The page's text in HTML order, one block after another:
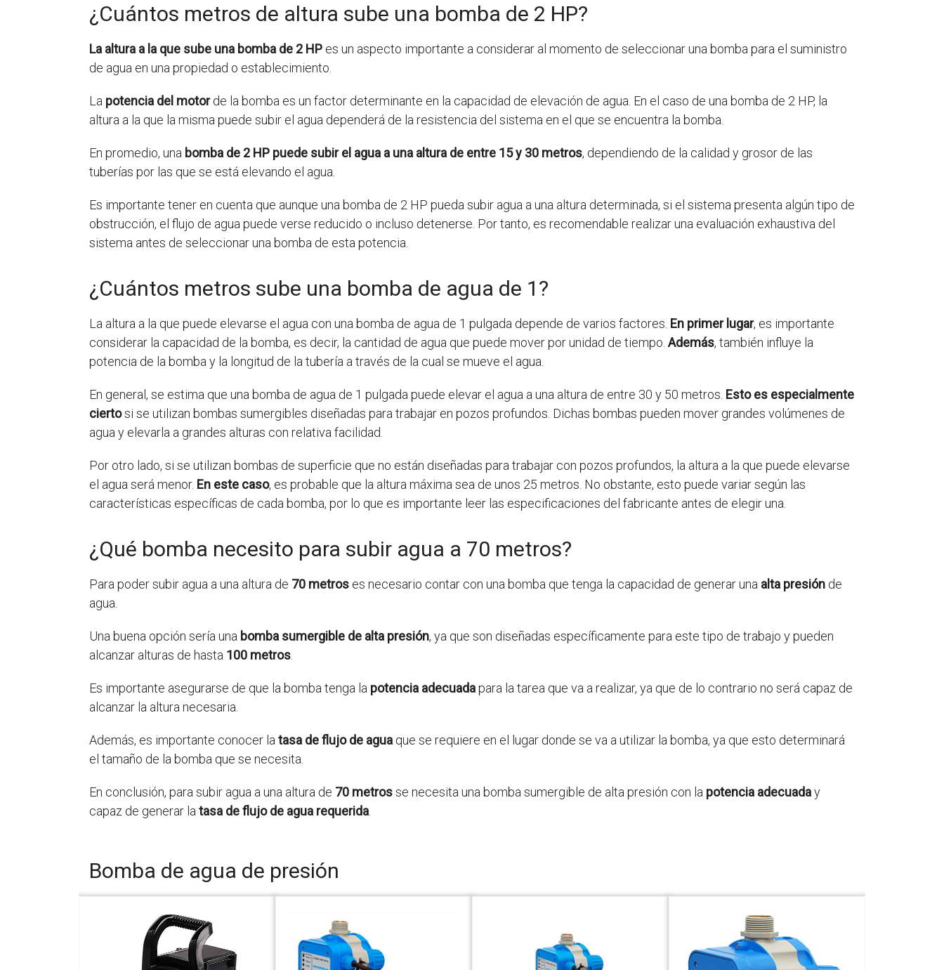
¿Cuántos metros de altura sube una bomba de 2 HP?
La altura a la que sube una bomba de 2 HP es un aspecto importante a considerar al momento de seleccionar una bomba para el suministro
de agua en una propiedad o establecimiento.
La potencia del motorde la bomba es un factor determinante en la capacidad de elevación de agua. En el caso de una bomba de 2 HP, la
altura a la que la misma puede subir el agua dependerá de la resistencia del sistema en el que se encuentra la bomba.
En promedio, una bomba de 2 HP puede subir el agua a una altura de entre 15 y 30 metros, dependiendo de la calidad y grosor de las
tuberías por las que se está elevando el agua.
Es importante tener en cuenta que aunque una bomba de 2 HP pueda subir agua a una altura determinada, si el sistema presenta algún tipo de
obstrucción, el flujo de agua puede verse reducido o incluso detenerse. Por tanto, es recomendable realizar una evaluación exhaustiva del
sistema antes de seleccionar una bomba de esta potencia.
¿Cuántos metros sube una bomba de agua de 1?
La altura a la que puede elevarse el agua con una bomba de agua de 1 pulgada depende de varios factores. En primer lugar, es importante
considerar la capacidad de la bomba, es decir, la cantidad de agua que puede mover por unidad de tiempo. Además, también influye la
potencia de la bomba y la longitud de la tubería a través de la cual se mueve el agua.
En general, se estima que una bomba de agua de 1 pulgada puede elevar el agua a una altura de entre 30 y 50 metros. Esto es especialmente
ciertosi se utilizan bombas sumergibles diseñadas para trabajar en pozos profundos. Dichas bombas pueden mover grandes volúmenes de
agua y elevarla a grandes alturas con relativa facilidad.
Por otro lado, si se utilizan bombas de superficie que no están diseñadas para trabajar con pozos profundos, la altura a la que puede elevarse
el agua será menor. En este caso, es probable que la altura máxima sea de unos 25 metros. No obstante, esto puede variar según las
características específicas de cada bomba, por lo que es importante leer las especificaciones del fabricante antes de elegir una.
¿Qué bomba necesito para subir agua a 70 metros?
Para poder subir agua a una altura de 70 metros es necesario contar con una bomba que tenga la capacidad de generar una alta presión de
agua.
Una buena opción sería una bomba sumergible de alta presión, ya que son diseñadas específicamente para este tipo de trabajo y pueden
alcanzar alturas de hasta 100 metros
Es importante asegurarse de que la bomba tenga la potencia adecuadapara la tarea que va a realizar, ya que de lo contrario no será capaz de
alcanzar la altura necesaria.
Además, es importante conocer la tasa de flujo de agua que se requiere en el lugar donde se va a utilizar la bomba, ya que esto determinará
el tamaño de la bomba que se necesita.
En conclusión, para subir agua a una altura de 70 metrosse necesita una bomba sumergible de alta presión con la potencia adecuaday
capaz de generar la tasa de flujo de agua requerida
Bomba de agua de presión